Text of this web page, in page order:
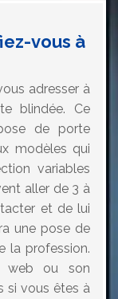
vous à
adresser à
blindée. Ce
de porte
modèles qui
variables
aller de 3 à
et de lui
une pose de
la profession.
web ou son
si vous êtes à